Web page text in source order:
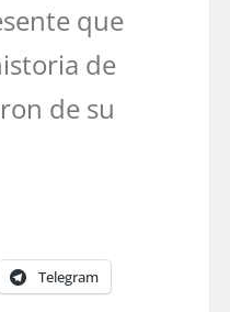
que
de
de su
Telegram